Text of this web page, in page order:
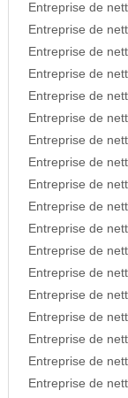
Entreprise de
Entreprise de
Entreprise de
Entreprise de
Entreprise de
Entreprise de
Entreprise de
Entreprise de
Entreprise de
Entreprise de
Entreprise de
Entreprise de
Entreprise de
Entreprise de
Entreprise de
Entreprise de
Entreprise de
Entreprise de